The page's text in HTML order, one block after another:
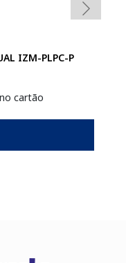
IZM-PLPC-P
cartão